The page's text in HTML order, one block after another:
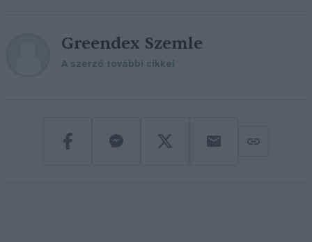
Greendex Szemle
A szerző további cikkei